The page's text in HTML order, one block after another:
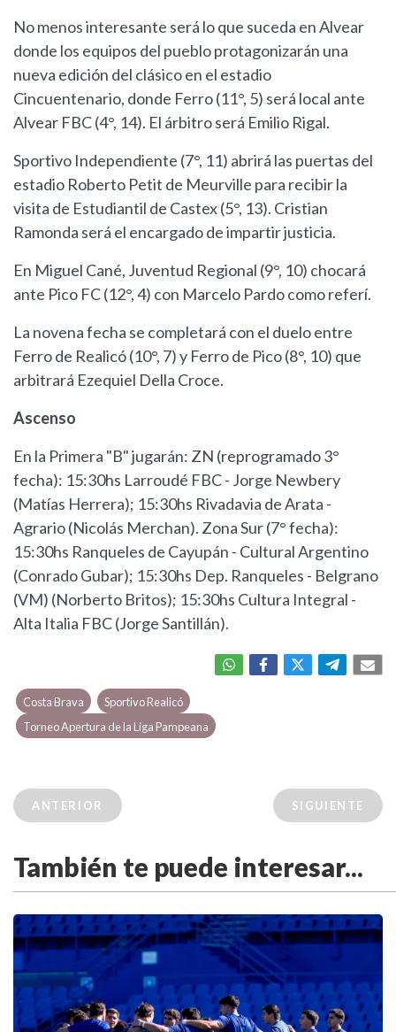
No menos interesante será lo que suceda en Alvear
donde los equipos del pueblo protagonizarán una
nueva edición del clásico en el estadio
Cincuentenario, donde Ferro (11°, 5) será local ante
Alvear FBC (4°, 14). El árbitro será Emilio Rigal.
Sportivo Independiente (7°, 11) abrirá las puertas del
estadio Roberto Petit de Meurville para recibir la
visita de Estudiantil de Castex (5°, 13). Cristian
Ramonda será el encargado de impartir justicia.
En Miguel Cané, Juventud Regional (9°, 10) chocará
ante Pico FC (12°, 4) con Marcelo Pardo como referí.
La novena fecha se completará con el duelo entre
Ferro de Realicó (10°, 7) y Ferro de Pico (8°, 10) que
arbitrará Ezequiel Della Croce.
Ascenso
En la Primera "B" jugarán: ZN (reprogramado 3°
fecha): 15:30hs Larroudé FBC - Jorge Newbery
(Matías Herrera); 15:30hs Rivadavia de Arata -
Agrario (Nicolás Merchan). Zona Sur (7° fecha):
15:30hs Ranqueles de Cayupán - Cultural Argentino
(Conrado Gubar); 15:30hs Dep. Ranqueles - Belgrano
(VM) (Norberto Britos); 15:30hs Cultura Integral -
Alta Italia FBC (Jorge Santillán).
Costa Brava
Sportivo Realicó
Torneo Apertura de la Liga Pampeana
ANTERIOR SIGUIENTE
También te puede interesar...